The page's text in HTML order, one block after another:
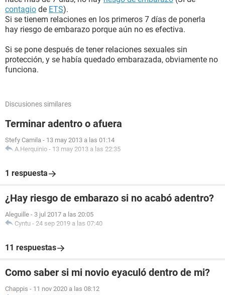
contagio de ETS).
Si se tienem relaciones en los primeros 7 días de ponerla
hay riesgo de embarazo porque aún no es efectiva.
Si se pone después de tener relaciones sexuales sin
protección, y se había quedado embarazada, obviamente no
funciona.
Discusiones similares
Terminar adentro o afuera
Stefy Camila - 13 may 2013 a las 01:14
A.Herquinio - 13 may 2013 a las 22:35
1 respuesta
¿Hay riesgo de embarazo si no acabó adentro?
Aleguille - 3 jul 2017 a las 20:05
Cyntu - 24 sep 2019 a las 07:40
11 respuestas
Como saber si mi novio eyaculó dentro de mi?
Chappis - 11 nov 2020 a las 08:12